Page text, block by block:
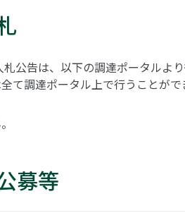
公告は、以下の調達ポータルより
て調達ポータル上で行うことがで
募等